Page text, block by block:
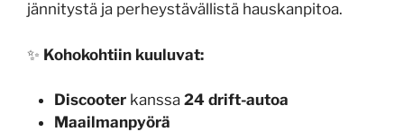
jännitystä ja perheystävällistä hauskanpitoa.
✨ Kohokohtiin kuuluvat:
Discooter kanssa 24 drift-autoa
Maailmanpyörä